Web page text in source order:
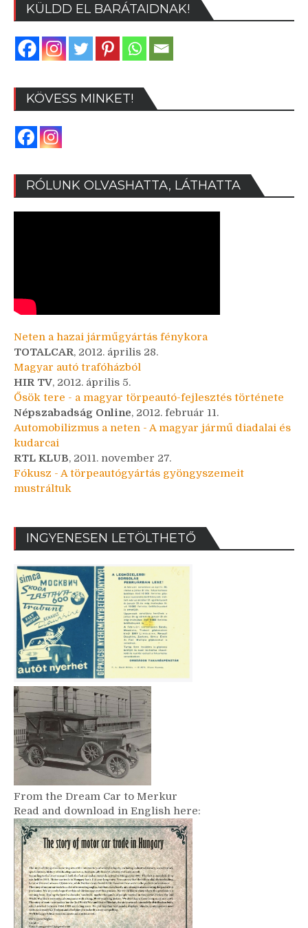
KÜLDD EL BARÁTAIDNAK!
KÖVESS MINKET!
RÓLUNK OLVASHATTA, LÁTHATTA
Neten a hazai járműgyártás fénykora
TOTALCAR, 2012. április 28.
Magyar autó trafóházból
HIR TV, 2012. április 5.
Ősök tere - a magyar törpeautó-fejlesztés története
Népszabadság Online, 2012. február 11.
Automobilizmus a neten - A magyar jármű diadalai és
kudarcai
RTL KLUB, 2011. november 27.
Fókusz - A törpeautógyártás gyöngyszemeit
mustráltuk
INGYENESEN LETÖLTHETŐ
From the Dream Car to Merkur
Read and download in English here: